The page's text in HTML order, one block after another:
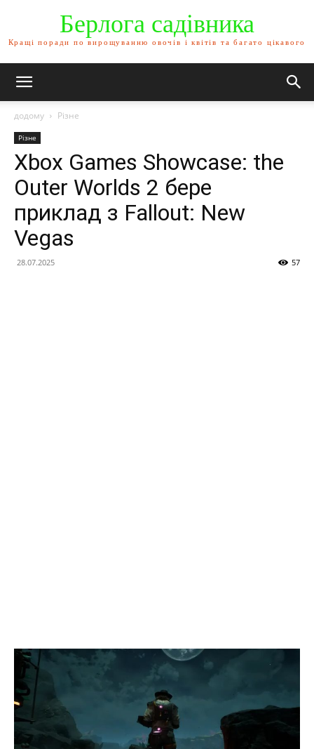
Берлога садівника
Кращі поради по вирощуванню овочів і квітів та багато цікавого
додому Різне
Різне
Xbox Games Showcase: the
Outer Worlds 2 бере
приклад з Fallout: New
Vegas
28.07.2025 57